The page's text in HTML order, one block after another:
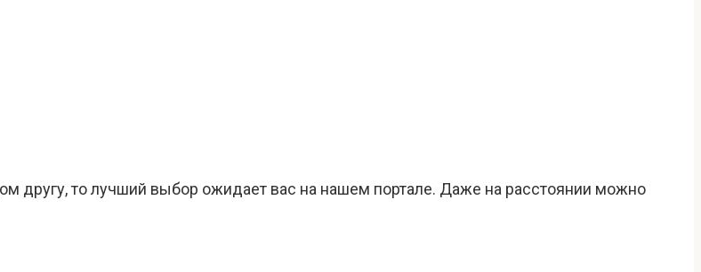
другу, то лучший выбор ожидает вас на нашем портале. Даже на расстоянии можно